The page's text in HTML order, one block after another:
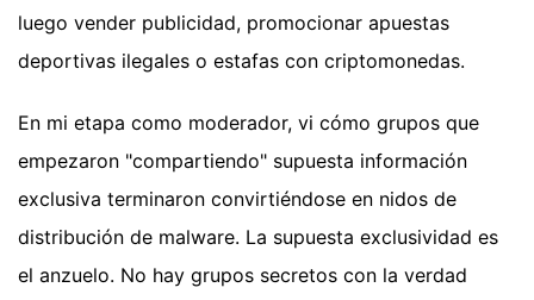
luego vender publicidad, promocionar apuestas
deportivas ilegales o estafas con criptomonedas.
En mi etapa como moderador, vi cómo grupos que
empezaron "compartiendo" supuesta información
exclusiva terminaron convirtiéndose en nidos de
distribución de malware. La supuesta exclusividad es
el anzuelo. No hay grupos secretos con la verdad